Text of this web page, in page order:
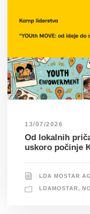
13/07/2026
Od lokalnih
uskoro počinje
LDA MOSTAR
LDAMOSTAR,